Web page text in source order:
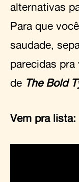
alternativas
Para que
saudade,
parecidas
de The Bold
Vem pra lista: